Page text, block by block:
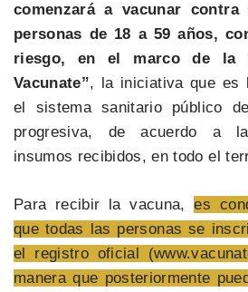
comenzará a vacunar
personas de 18 a 59 años,
riesgo, en el marco de la
Vacunate”, la iniciativa que es
el sistema sanitario público
progresiva, de acuerdo a
insumos recibidos, en todo el
Para recibir la vacuna,es
que todas las personas se
el registro oficial
manera que posteriormente